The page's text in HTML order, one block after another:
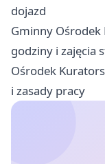
dojazd
Gminny Ośrodek
godziny i zajęcia
Ośrodek
i zasady pracy